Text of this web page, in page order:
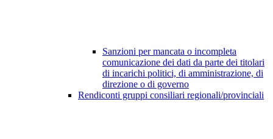
Sanzioni per mancata o incompleta
comunicazione dei dati da parte dei titolari
di incarichi politici, di amministrazione, di
direzione o di governo
Rendiconti gruppi consiliari regionali/provinciali